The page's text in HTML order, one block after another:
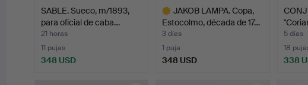
SABLE. Sueco, m/1893,
para oficial de caba…
21 horas
11 pujas
348 USD
JAKOB LAMPA. Copa,
Estocolmo, década de 17…
3 días
1 puja
348 USD
5 días
18
338